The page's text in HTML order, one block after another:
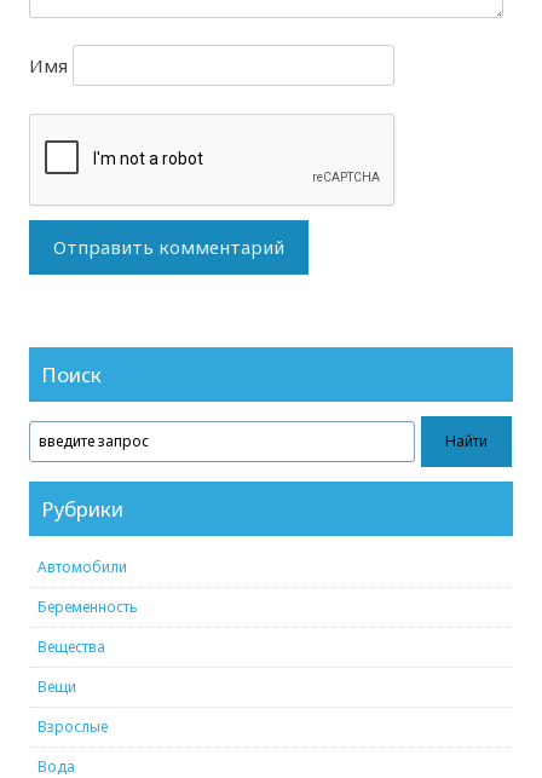
Имя
Поиск
Рубрики
Автомобили
Беременность
Вещества
Вещи
Взрослые
Вода